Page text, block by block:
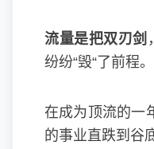
流量是把双刃剑
纷纷“毁“了前程。
在成为顶流的一
的事业直跌到谷